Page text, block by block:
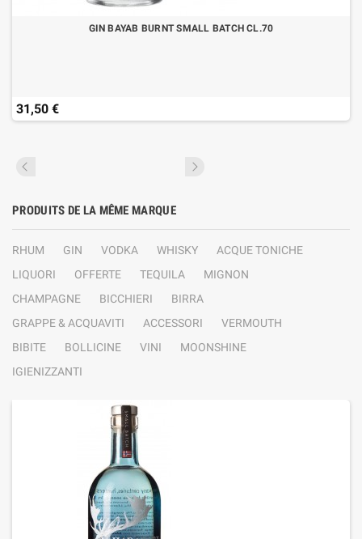
GIN BAYAB BURNT SMALL BATCH CL.70
31,50 €
PRODUITS DE LA MÊME MARQUE
RHUM GIN VODKA WHISKY
ACQUE TONICHE
LIQUORI
OFFERTE TEQUILA
MIGNON
CHAMPAGNE
BICCHIERI
BIRRA
GRAPPE & ACQUAVITI
ACCESSORI
VERMOUTH
BIBITE
BOLLICINE VINI
MOONSHINE
IGIENIZZANTI